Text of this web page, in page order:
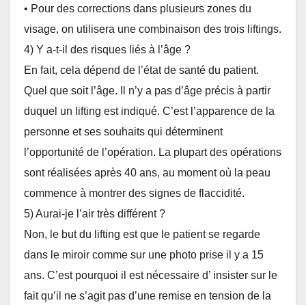
• Pour des corrections dans plusieurs zones du
visage, on utilisera une combinaison des trois liftings.
4) Y a-t-il des risques liés à l’âge ?
En fait, cela dépend de l’état de santé du patient.
Quel que soit l’âge. Il n’y a pas d’âge précis à partir
duquel un lifting est indiqué. C’est l’apparence de la
personne et ses souhaits qui déterminent
l’opportunité de l’opération. La plupart des opérations
sont réalisées après 40 ans, au moment où la peau
commence à montrer des signes de flaccidité.
5) Aurai-je l’air très différent ?
Non, le but du lifting est que le patient se regarde
dans le miroir comme sur une photo prise il y a 15
ans. C’est pourquoi il est nécessaire d’ insister sur le
fait qu’il ne s’agit pas d’une remise en tension de la